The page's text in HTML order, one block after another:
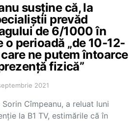
susține că, la
prevăd
de 6/1000 în
o perioadă „de 10-12-
ne putem întoarce
fizică”
2021
Cîmpeanu, a reluat luni
la B1 TV, estimările că în